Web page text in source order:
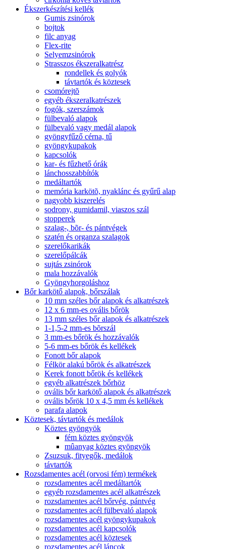
Ékszerkészítési kellék
Gumis zsinórok
bojtok
filc anyag
Flex-rite
Selyemzsinórok
Strasszos ékszeralkatrész
rondellek és golyók
távtartók és köztesek
csomórejtõ
egyéb ékszeralkatrészek
fogók, szerszámok
fülbevaló alapok
fülbevaló vagy medál alapok
gyöngyfűző cérna, tű
gyöngykupakok
kapcsolók
kar- és fűzhető órák
lánchosszabbítók
medáltartók
memória karkötõ, nyaklánc és gyűrű alap
nagyobb kiszerelés
sodrony, gumidamil, viaszos szál
stopperek
szalag-, bõr- és pántvégek
szatén és organza szalagok
szerelőkarikák
szerelőpálcák
sujtás zsinórok
mala hozzávalók
Gyöngyhorgoláshoz
Bőr karkötő alapok, bőrszálak
10 mm széles bőr alapok és alkatrészek
12 x 6 mm-es ovális bőrök
13 mm széles bőr alapok és alkatrészek
1-1,5-2 mm-es bõrszál
3 mm-es bőrök és hozzávalók
5-6 mm-es bőrök és kellékek
Fonott bőr alapok
Félkör alakú bőrök és alkatrészek
Kerek fonott bőrök és kellékek
egyéb alkatrészek bőrhöz
ovális bőr karkötő alapok és alkatrészek
ovális bőrök 10 x 4,5 mm és kellékek
parafa alapok
Köztesek, távtartók és medálok
Köztes gyöngyök
fém köztes gyöngyök
mûanyag köztes gyöngyök
Zsuzsuk, fityegők, medálok
távtartók
Rozsdamentes acél (orvosi fém) termékek
rozsdamentes acél medáltartók
egyéb rozsdamentes acél alkatrészek
rozsdamentes acél bőrvég, pántvég
rozsdamentes acél fülbevaló alapok
rozsdamentes acél gyöngykupakok
rozsdamentes acél kapcsolók
rozsdamentes acél köztesek
rozsdamentes acél láncok